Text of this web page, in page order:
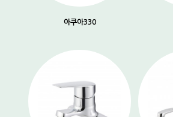
아쿠아330